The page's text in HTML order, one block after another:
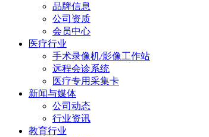
品牌信息
公司资质
会员中心
医疗行业
手术录像机/影像工作站
远程会诊系统
医疗专用采集卡
新闻与媒体
公司动态
行业资讯
教育行业